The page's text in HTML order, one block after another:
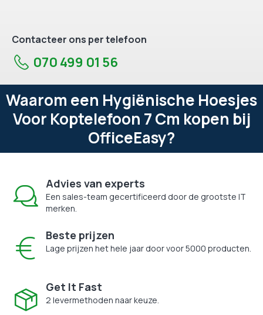
Contacteer ons per telefoon
070 499 01 56
Waarom een Hygiënische Hoesjes
Voor Koptelefoon 7 Cm kopen bij
OfficeEasy?
Advies van experts
Een sales-team gecertificeerd door de grootste IT
merken.
Beste prijzen
Lage prijzen het hele jaar door voor 5000 producten.
Get It Fast
2 levermethoden naar keuze.